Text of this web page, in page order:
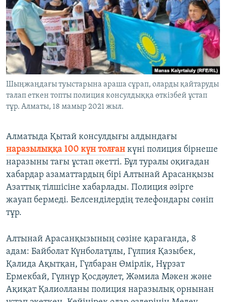
ЖАЗЫЛЫҢЫЗ
Басқа тілдерде
Шыңжаңдағы туыстарына араша сұрап, оларды қайтаруды
талап еткен топты полиция консулдыққа өткізбей ұстап
тұр. Алматы, 18 мамыр 2021 жыл.
Алматыда Қытай консулдығы алдындағы
наразылыққа 100 күн толған күні полиция бірнеше
наразыны тағы ұстап әкетті. Бұл туралы оқиғадан
хабардар азаматтардың бірі Алтынай Арасанқызы
Азаттық тілшісіне хабарлады. Полиция әзірге
жауап бермеді. Белсенділердің телефондары сөніп
тұр.
Алтынай Арасанқызының сөзіне қарағанда, 8
адам: Байболат Күнболатұлы, Гүлпия Қазыбек,
Қалида Ақытқан, Гүлбаран Өмірлік, Нұрзат
Ермекбай, Гүлнұр Қосдәулет, Жәмила Мәкен және
Ақиқат Қалиолланы полиция наразылық орнынан